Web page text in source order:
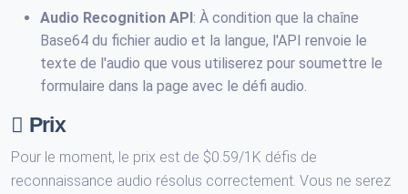
Audio Recognition API: À condition que la chaîne
Base64 du fichier audio et la langue, l'API renvoie le
texte de l'audio que vous utiliserez pour soumettre le
formulaire dans la page avec le défi audio.
Prix
Pour le moment, le prix est de $0.59/1K défis de
reconnaissance audio résolus correctement. Vous ne serez